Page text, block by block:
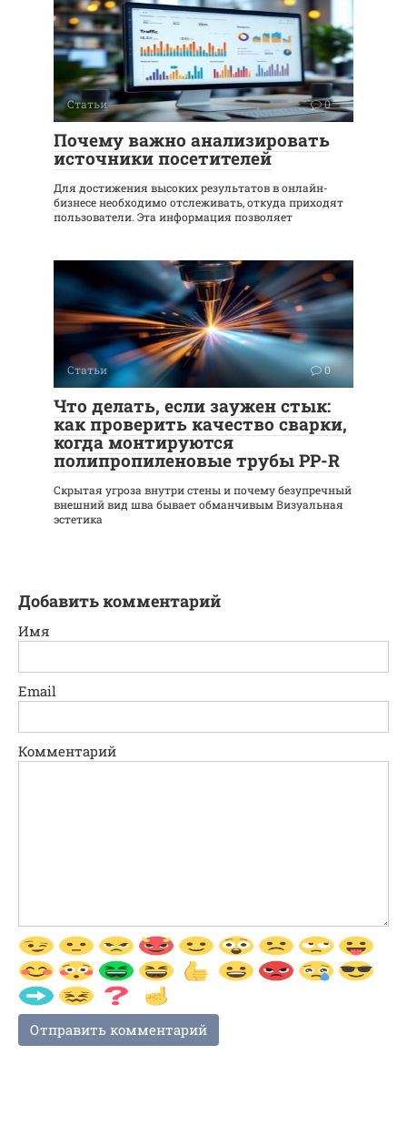
Статьи 0
Почему важно анализировать
источники посетителей
Для достижения высоких результатов в онлайн-
бизнесе необходимо отслеживать, откуда приходят
пользователи. Эта информация позволяет
Статьи 0
Что делать, если заужен стык:
как проверить качество сварки,
когда монтируются
полипропиленовые трубы PP-R
Скрытая угроза внутри стены и почему безупречный
внешний вид шва бывает обманчивым Визуальная
эстетика
Добавить комментарий
Имя
Email
Комментарий